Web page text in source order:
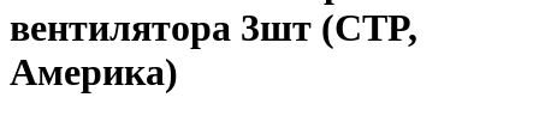
вентилятора 3шт (CTP,
Америка)